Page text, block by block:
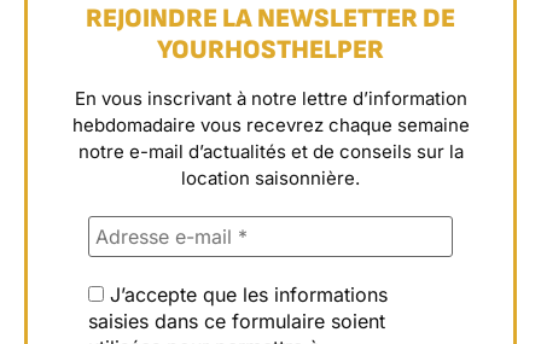
REJOINDRE LA NEWSLETTER DE
YOURHOSTHELPER
En vous inscrivant à notre lettre d’information
hebdomadaire vous recevrez chaque semaine
notre e-mail d’actualités et de conseils sur la
location saisonnière.
J’accepte que les informations
saisies dans ce formulaire soient